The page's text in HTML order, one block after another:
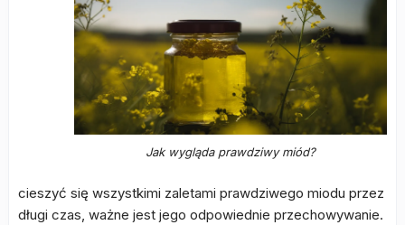
Jak wygląda prawdziwy miód?
cieszyć się wszystkimi zaletami prawdziwego miodu przez
długi czas, ważne jest jego odpowiednie przechowywanie.